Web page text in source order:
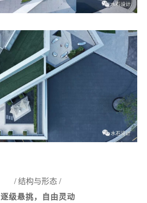
/ 结构与形态 /
逐级悬挑，自由灵动